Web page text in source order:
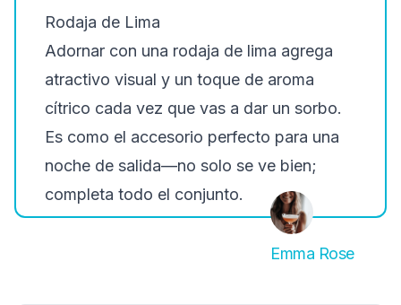
Rodaja de Lima
Adornar con una rodaja de lima agrega
atractivo visual y un toque de aroma
cítrico cada vez que vas a dar un sorbo.
Es como el accesorio perfecto para una
noche de salida—no solo se ve bien;
completa todo el conjunto.
Emma Rose